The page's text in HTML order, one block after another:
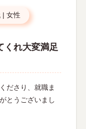
| 女性
くれ大変満足
ださり、就職ま
とうございまし